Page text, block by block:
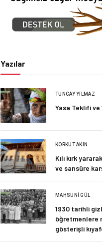
Yazılar
TUNCAY YILMAZ
Yasa Teklifi
KORKUT AKIN
Kılı kırk
ve sansüre
MAHSUNI GÜL
1930 tarihli
öğretmenlere
gösterişli